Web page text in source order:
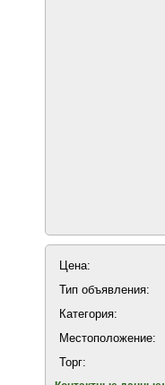
Цена:
Тип объявления:
Категория:
Местоположение:
Торг: